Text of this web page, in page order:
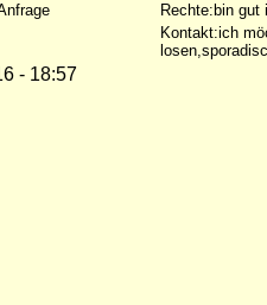
Rechte:bin gut
Kontakt:ich
- 18:57